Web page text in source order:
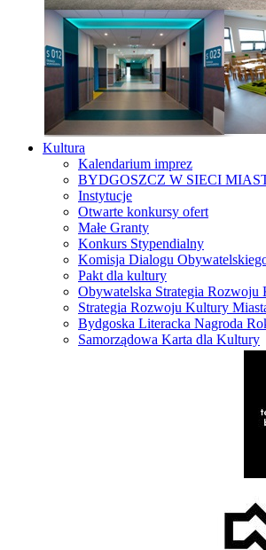
Kultura
Kalendarium imprez
BYDGOSZCZ W SIECI
Instytucje
Otwarte konkursy ofert
Małe Granty
Konkurs Stypendialny
Komisja Dialogu
Pakt dla kultury
Obywatelska Strategia Rozwoju
Strategia Rozwoju Kultury
Bydgoska Literacka Nagroda
Samorządowa Karta dla Kultury